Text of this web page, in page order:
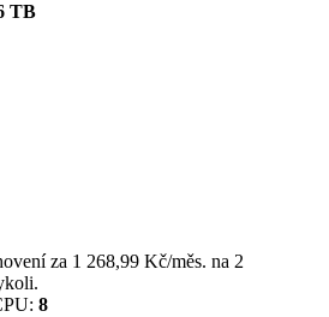
TB
za 1 268,99 Kč/měs. na 2
8